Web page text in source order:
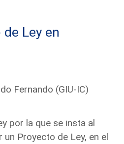
Ley en
Fernando (GIU-IC)
por la que se insta al
Proyecto de Ley, en el